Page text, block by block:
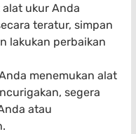
alat ukur Anda
teratur, simpan
lakukan perbaikan
menemukan alat
segera
atau